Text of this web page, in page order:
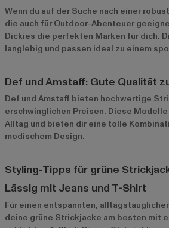
Wenn du auf der Suche nach einer
die auch für Outdoor-Abenteuer
Dickies die perfekten Marken für dich.
langlebig und passen ideal zu einem
Def und Amstaff: Gute Qualität
Def und Amstaff bieten hochwertige
erschwinglichen Preisen. Diese
Alltag und bieten dir eine tolle
modischem Design.
Styling-Tipps für grüne
Lässig mit Jeans und T-Shirt
Für einen entspannten,
deine grüne Strickjacke am besten mit